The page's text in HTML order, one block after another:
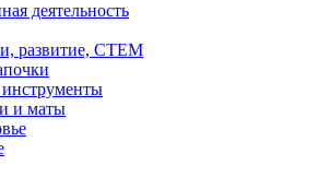
деятельность
развитие, СТЕМ
и маты